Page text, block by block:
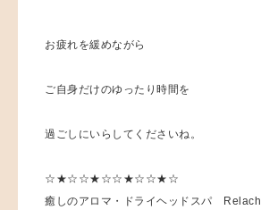
お疲れを緩めながら
ご自身だけのゆったり時間を
過ごしにいらしてくださいね。
☆★☆☆★☆☆★☆☆★☆
癒しのアロマ・ドライヘッドスパ